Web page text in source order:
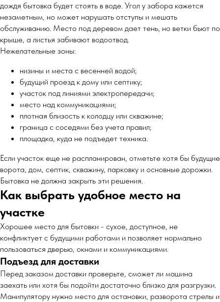
дождя бытовка будет стоять в воде. Угол у забора кажется
незаметным, но может нарушать отступы и мешать
обслуживанию. Место под деревом дает тень, но ветки бьют по
крыше, а листья забивают водоотвод.
Нежелательные зоны:
низины и места с весенней водой;
будущий проезд к дому или септику;
участок под линиями электропередачи;
место над коммуникациями;
плотная близость к колодцу или скважине;
граница с соседями без учета правил;
площадка, куда не подъедет техника.
Если участок еще не распланирован, отметьте хотя бы будущие
ворота, дом, септик, скважину, парковку и основные дорожки.
Бытовка не должна закрыть эти решения.
Как выбрать удобное место на
участке
Хорошее место для бытовки - сухое, доступное, не
конфликтует с будущими работами и позволяет нормально
пользоваться дверью, окнами и коммуникациями.
Подъезд для доставки
Перед заказом доставки проверьте, сможет ли машина
заехать или хотя бы подойти достаточно близко для разгрузки.
Манипулятору нужно место для остановки, разворота стрелы и